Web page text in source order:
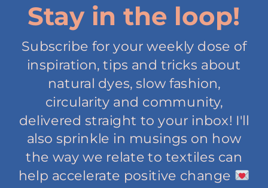
Stay in the loop!
Subscribe for your weekly dose of
inspiration, tips and tricks about
natural dyes, slow fashion,
circularity and community,
delivered straight to your inbox! I'll
also sprinkle in musings on how
the way we relate to textiles can
help accelerate positive change